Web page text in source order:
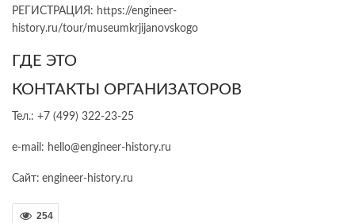
РЕГИСТРАЦИЯ: https://engineer-
history.ru/tour/museumkrjijanovskogo
ГДЕ ЭТО
КОНТАКТЫ ОРГАНИЗАТОРОВ
Тел.: +7 (499) 322-23-25
e-mail: hello@engineer-history.ru
Сайт: engineer-history.ru
254